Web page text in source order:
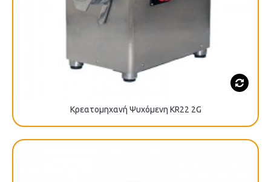
Κρεατομηχανή Ψυχόμενη KR22 2G